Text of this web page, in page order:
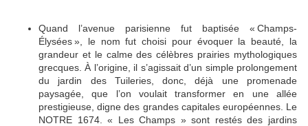
Quand l’avenue parisienne fut baptisée « Champs-
Élysées », le nom fut choisi pour évoquer la beauté, la
grandeur et le calme des célèbres prairies mythologiques
grecques. À l’origine, il s’agissait d’un simple prolongement
du jardin des Tuileries, donc, déjà une promenade
paysagée, que l’on voulait transformer en une allée
prestigieuse, digne des grandes capitales européennes. Le
NOTRE 1674. « Les Champs » sont restés des jardins